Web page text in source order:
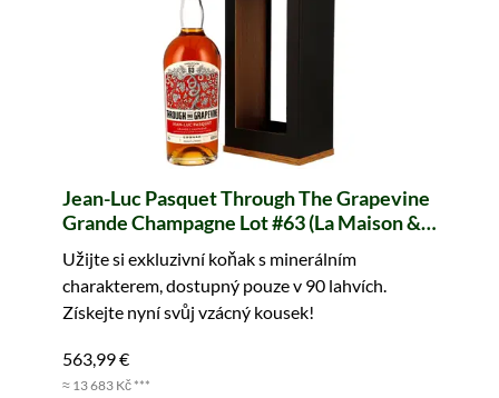
Jean-Luc Pasquet Through The Grapevine
Grande Champagne Lot #63 (La Maison &
Velier)
Užijte si exkluzivní koňak s minerálním
charakterem, dostupný pouze v 90 lahvích.
Získejte nyní svůj vzácný kousek!
563,99 €
≈ 13 683 Kč ***